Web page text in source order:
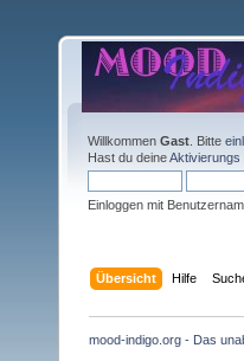
Willkommen Gast . Bitte
Hast du deineAktivierungs
Einloggen mit
Übersicht Hilfe
mood-indigo.org - Das